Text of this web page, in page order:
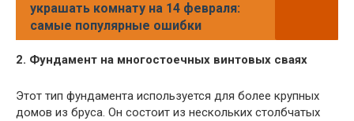
украшать комнату на 14 февраля:
самые популярные ошибки
2. Фундамент на многостоечных винтовых сваях
Этот тип фундамента используется для более крупных
домов из бруса. Он состоит из нескольких столбчатых